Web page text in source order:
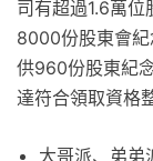
司有超過1.6萬
8000份股東會
供960份股東紀
達符合領取資格
大哥派、弟弟